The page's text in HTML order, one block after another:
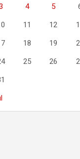
4 5
11 12
18 19
25 26